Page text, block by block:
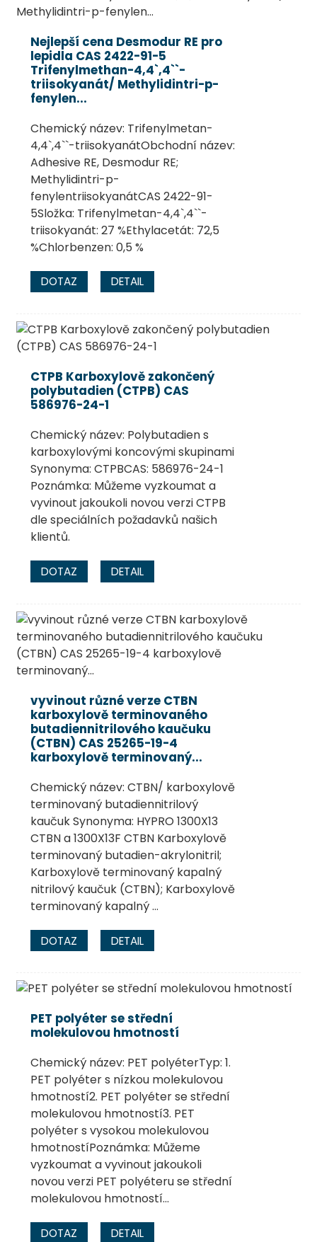
Nejlepší cena Desmodur RE pro
lepidla CAS 2422-91-5
Trifenylmethan-4,4`,4``-
triisokyanát/ Methylidintri-p-
fenylen...
Chemický název: Trifenylmetan-
4,4`,4``-triisokyanátObchodní název:
Adhesive RE, Desmodur RE;
Methylidintri-p-
fenylentriisokyanátCAS 2422-91-
5Složka: Trifenylmetan-4,4`,4``-
triisokyanát: 27 %Ethylacetát: 72,5
%Chlorbenzen: 0,5 %
DOTAZ DETAIL
CTPB Karboxylově zakončený
polybutadien (CTPB) CAS
586976-24-1
Chemický název: Polybutadien s
karboxylovými koncovými skupinami
Synonyma: CTPBCAS: 586976-24-1
Poznámka: Můžeme vyzkoumat a
vyvinout jakoukoli novou verzi CTPB
dle speciálních požadavků našich
klientů.
DOTAZ DETAIL
vyvinout různé verze CTBN
karboxylově terminovaného
butadiennitrilového kaučuku
(CTBN) CAS 25265-19-4
karboxylově terminovaný...
Chemický název: CTBN/ karboxylově
terminovaný butadiennitrilový
kaučuk Synonyma: HYPRO 1300X13
CTBN a 1300X13F CTBN Karboxylově
terminovaný butadien-akrylonitril;
Karboxylově terminovaný kapalný
nitrilový kaučuk (CTBN); Karboxylově
terminovaný kapalný ...
DOTAZ DETAIL
PET polyéter se střední
molekulovou hmotností
Chemický název: PET polyéterTyp: 1.
PET polyéter s nízkou molekulovou
hmotností2. PET polyéter se střední
molekulovou hmotností3. PET
polyéter s vysokou molekulovou
hmotnostíPoznámka: Můžeme
vyzkoumat a vyvinout jakoukoli
novou verzi PET polyéteru se střední
molekulovou hmotností...
DOTAZ DETAIL